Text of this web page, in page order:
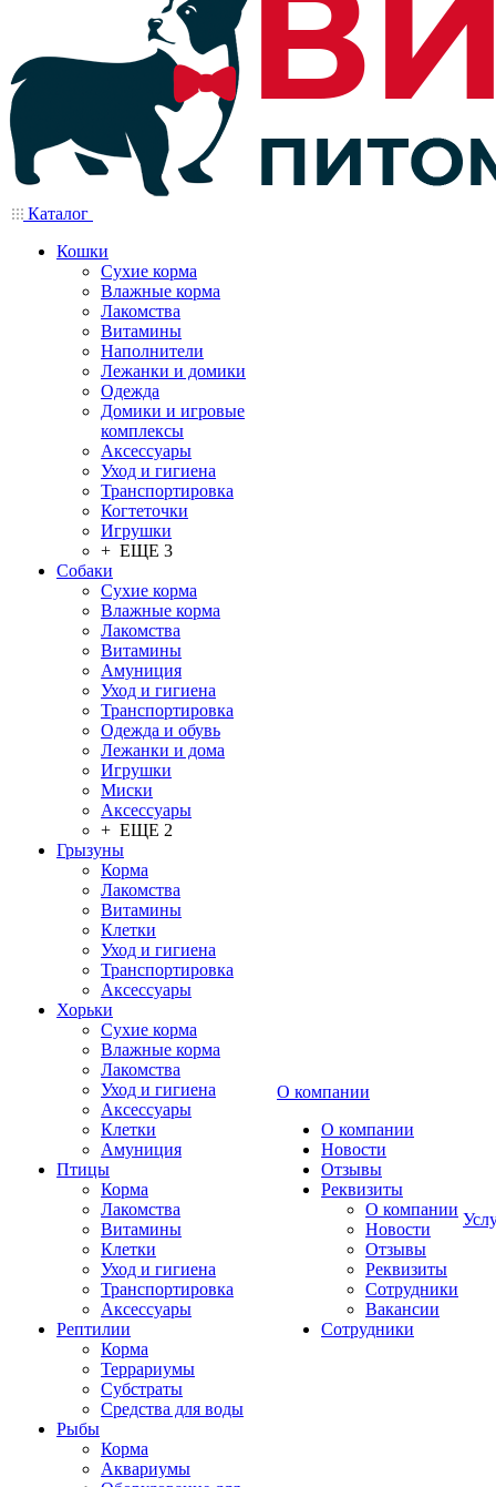
Каталог
Кошки
Сухие корма
Влажные корма
Лакомства
Витамины
Наполнители
Лежанки и домики
Одежда
Домики и игровые
комплексы
Аксессуары
Уход и гигиена
Транспортировка
Когтеточки
Игрушки
+ ЕЩЕ 3
Собаки
Сухие корма
Влажные корма
Лакомства
Витамины
Амуниция
Уход и гигиена
Транспортировка
Одежда и обувь
Лежанки и дома
Игрушки
Миски
Аксессуары
+ ЕЩЕ 2
Грызуны
Корма
Лакомства
Витамины
Клетки
Уход и гигиена
Транспортировка
Аксессуары
Хорьки
Сухие корма
Влажные корма
Лакомства
Уход и гигиена
Аксессуары
Клетки
Амуниция
Птицы
Корма
Лакомства
Витамины
Клетки
Уход и гигиена
Транспортировка
Аксессуары
Рептилии
Корма
Террариумы
Субстраты
Средства для воды
Рыбы
Корма
Аквариумы
О компании
О компании
Новости
Отзывы
Реквизиты
О компании
Новости
Отзывы
Реквизиты
Сотрудники
Вакансии
Сотрудники